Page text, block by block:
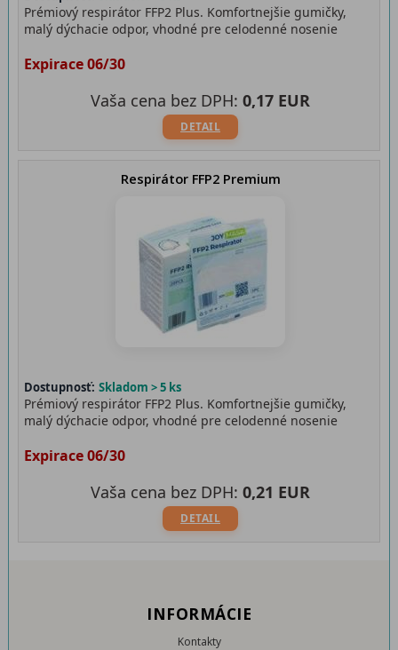
Prémiový respirátor FFP2 Plus. Komfortnejšie gumičky,
malý dýchacie odpor, vhodné pre celodenné nosenie
Expirace 06/30
DETAIL
Vaša cena bez DPH: 0,17 EUR
Respirátor FFP2 Premium
Dostupnosť: Skladom > 5 ks
Prémiový respirátor FFP2 Plus. Komfortnejšie gumičky,
malý dýchacie odpor, vhodné pre celodenné nosenie
Expirace 06/30
DETAIL
Vaša cena bez DPH: 0,21 EUR
INFORMÁCIE
Kontakty